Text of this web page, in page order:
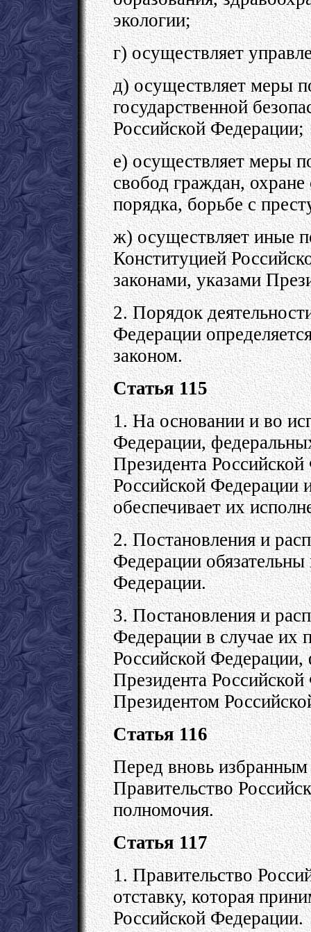
экологии;
г) осуществляет
д) осуществляет меры
государственной
Российской Федерации;
е) осуществляет меры
свобод граждан,
порядка, борьбе с
ж) осуществляет иные
Конституцией
законами, указами
2. Порядок
Федерации
законом.
Статья 115
1. На основании и во
Федерации,
Президента
Российской Федерации
обеспечивает их
2. Постановления и
Федерации
Федерации.
3. Постановления и
Федерации в случае их
Российской
Президента
Президентом
Статья 116
Перед вновь
Правительство
полномочия.
Статья 117
1. Правительство
отставку, которая
Российской Федерации.